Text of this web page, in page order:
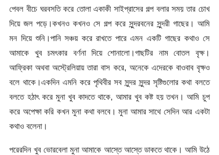
পেবল বীচে ঘরবসতি করে তোলা একাকী সাইপ্রাসের গল্প বলার সময় তার চোখ
দিয়ে জল পড়ে।কখনও কখনও সে গল্প করে সুন্দরবনের সুন্দরী গাছের। আমি
মন দিয়ে শুনি।পানি সঞ্চয় করে রাখতে পারে এমন একটি গাছের কথাও সে
আমাকে খুব চমৎকার বর্ণনা দিয়ে শোনালো।গাছটির নাম বোতল বৃক্ষ।
আফ্রিকা অথবা অস্ট্রেলিয়ায় তারা বাস করে, অনেকে এদেরকে বাওবাব বৃক্ষও
বলে থাকে।একদিন এমনি করে পৃথিবীর সব সুন্দর সুন্দর সৃষ্টিগুলোর কথা বলতে
বলতে হঠাৎ করে মুনা খুব কাদতে থাকে, আমার খুব কষ্ট হয় তখন। আমি চুপ
করে অপেক্ষা করি কখন মুনা কথা বলবে। মুনা আমার সাথে সেদিন আর একটা
কথাও বলেনা।
পরেরদিন খুব ভোরবেলা মুনা আমাকে আস্তে আস্তে ডাকতে থাকে। আমি উঠে